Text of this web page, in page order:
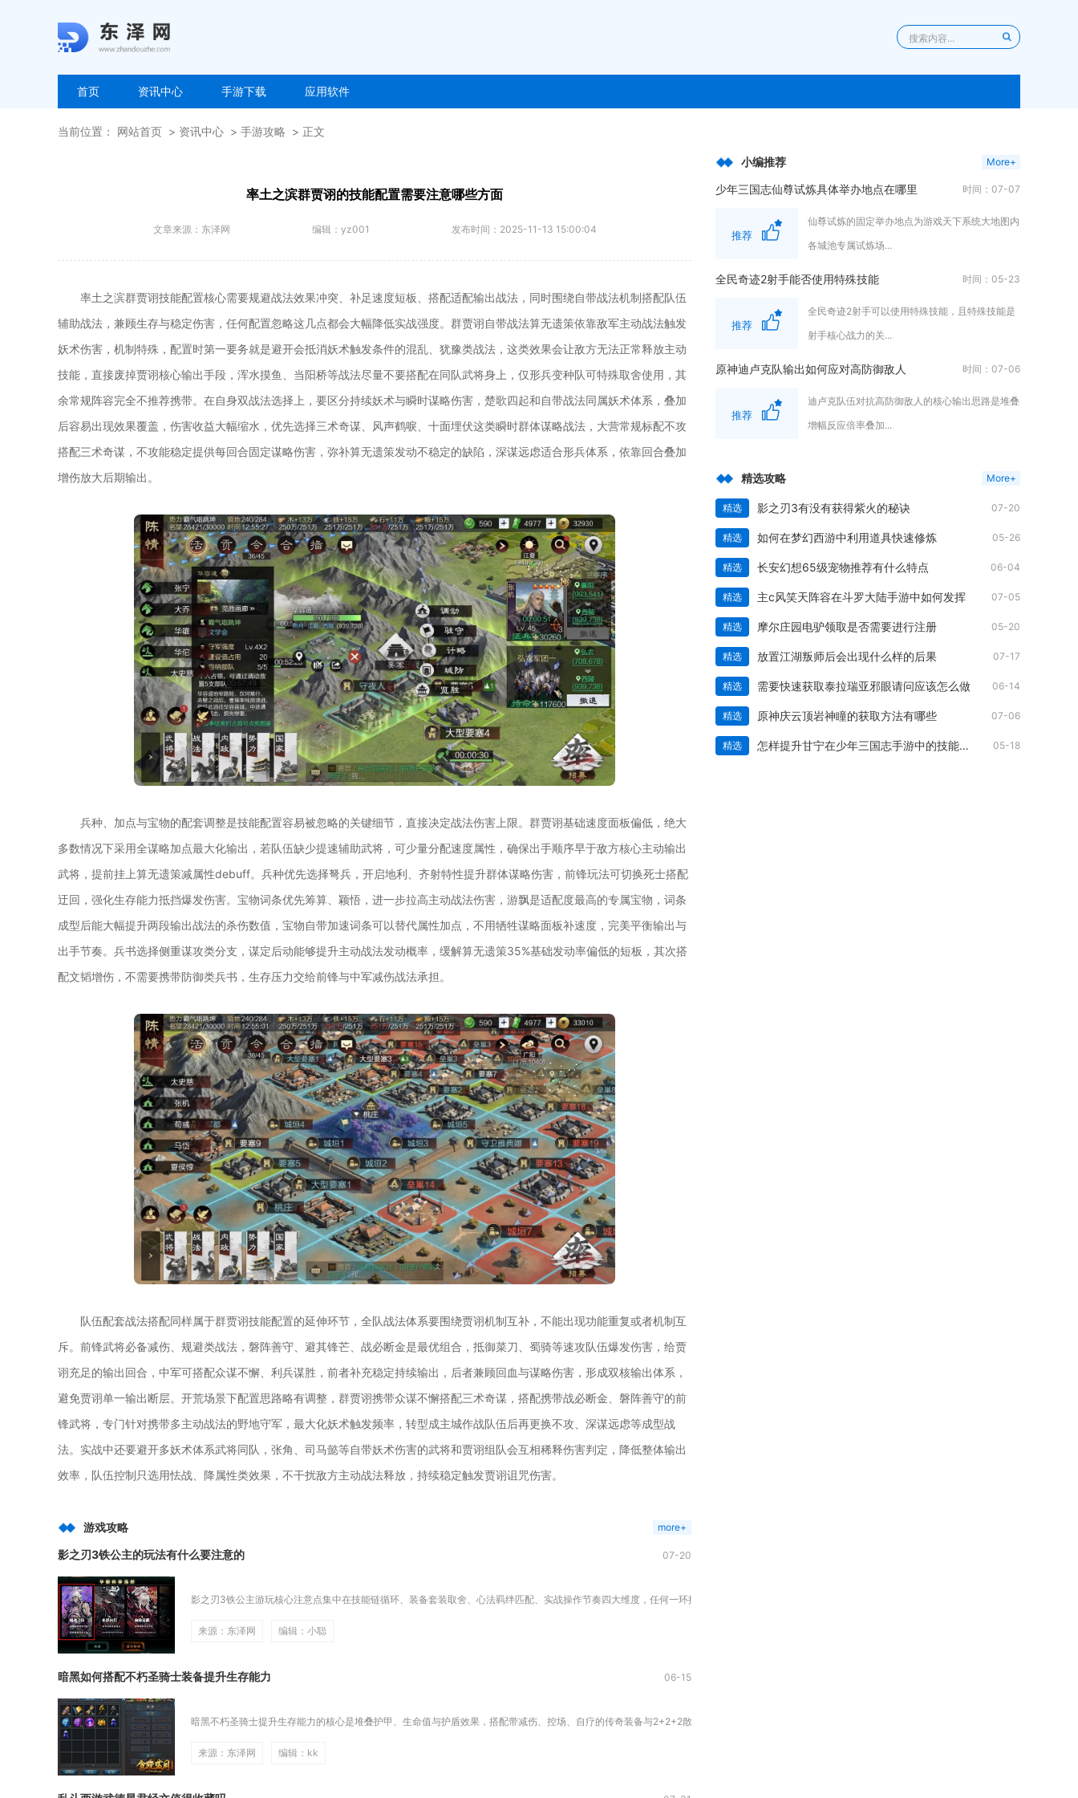
首页 资讯中心 手游下载 应用软件
当前位置： 网站首页 资讯中心 手游攻略 正文
率土之滨群贾诩的技能配置需要注意哪些方面
文章来源： 东泽网 编辑： yz001 发布时间： 2025-11-13 15:00:04
率土之滨群贾诩技能配置核心需要规避战法效果冲突、补足速度短板、搭配适配输出战法，同时围绕自带战法机制搭配队伍
辅助战法，兼顾生存与稳定伤害，任何配置忽略这几点都会大幅降低实战强度。群贾诩自带战法算无遗策依靠敌军主动战法触发
妖术伤害，机制特殊，配置时第一要务就是避开会抵消妖术触发条件的混乱、犹豫类战法，这类效果会让敌方无法正常释放主动
技能，直接废掉贾诩核心输出手段，浑水摸鱼、当阳桥等战法尽量不要搭配在同队武将身上，仅形兵变种队可特殊取舍使用，其
余常规阵容完全不推荐携带。在自身双战法选择上，要区分持续妖术与瞬时谋略伤害，楚歌四起和自带战法同属妖术体系，叠加
后容易出现效果覆盖，伤害收益大幅缩水，优先选择三术奇谋、风声鹤唳、十面埋伏这类瞬时群体谋略战法，大营常规标配不攻
搭配三术奇谋，不攻能稳定提供每回合固定谋略伤害，弥补算无遗策发动不稳定的缺陷，深谋远虑适合形兵体系，依靠回合叠加
增伤放大后期输出。
兵种、加点与宝物的配套调整是技能配置容易被忽略的关键细节，直接决定战法伤害上限。群贾诩基础速度面板偏低，绝大
多数情况下采用全谋略加点最大化输出，若队伍缺少提速辅助武将，可少量分配速度属性，确保出手顺序早于敌方核心主动输出
武将，提前挂上算无遗策减属性debuff。兵种优先选择弩兵，开启地利、齐射特性提升群体谋略伤害，前锋玩法可切换死士搭配
迂回，强化生存能力抵挡爆发伤害。宝物词条优先筹算、颖悟，进一步拉高主动战法伤害，游飘是适配度最高的专属宝物，词条
成型后能大幅提升两段输出战法的杀伤数值，宝物自带加速词条可以替代属性加点，不用牺牲谋略面板补速度，完美平衡输出与
出手节奏。兵书选择侧重谋攻类分支，谋定后动能够提升主动战法发动概率，缓解算无遗策35%基础发动率偏低的短板，其次搭
配文韬增伤，不需要携带防御类兵书，生存压力交给前锋与中军减伤战法承担。
队伍配套战法搭配同样属于群贾诩技能配置的延伸环节，全队战法体系要围绕贾诩机制互补，不能出现功能重复或者机制互
斥。前锋武将必备减伤、规避类战法，磐阵善守、避其锋芒、战必断金是最优组合，抵御菜刀、蜀骑等速攻队伍爆发伤害，给贾
诩充足的输出回合，中军可搭配众谋不懈、利兵谋胜，前者补充稳定持续输出，后者兼顾回血与谋略伤害，形成双核输出体系，
避免贾诩单一输出断层。开荒场景下配置思路略有调整，群贾诩携带众谋不懈搭配三术奇谋，搭配携带战必断金、磐阵善守的前
锋武将，专门针对携带多主动战法的野地守军，最大化妖术触发频率，转型成主城作战队伍后再更换不攻、深谋远虑等成型战
法。实战中还要避开多妖术体系武将同队，张角、司马懿等自带妖术伤害的武将和贾诩组队会互相稀释伤害判定，降低整体输出
效率，队伍控制只选用怯战、降属性类效果，不干扰敌方主动战法释放，持续稳定触发贾诩诅咒伤害。
游戏攻略 more+
影之刃3铁公主的玩法有什么要注意的 07-20
影之刃3铁公主游玩核心注意点集中在技能链循环、装备套装取舍、心法羁绊匹配、实战操作节奏四大维度，任何一环搭配失衡都会出现...
来源：东泽网 编辑：小聪
暗黑如何搭配不朽圣骑士装备提升生存能力 06-15
暗黑不朽圣骑士提升生存能力的核心是堆叠护甲、生命值与护盾效果，搭配带减伤、控场、自疗的传奇装备与2+2+2散件套装，可实...
来源：东泽网 编辑：kk
小编推荐 More+
少年三国志仙尊试炼具体举办地点在哪里 时间：07-07
推荐
仙尊试炼的固定举办地点为游戏天下系统大地图内
各城池专属试炼场...
全民奇迹2射手能否使用特殊技能 时间：05-23
推荐
全民奇迹2射手可以使用特殊技能，且特殊技能是
射手核心战力的关...
原神迪卢克队输出如何应对高防御敌人 时间：07-06
推荐
迪卢克队伍对抗高防御敌人的核心输出思路是堆叠
增幅反应倍率叠加...
精选攻略 More+
精选 影之刃3有没有获得紫火的秘诀 07-20
精选 如何在梦幻西游中利用道具快速修炼 05-26
精选 长安幻想65级宠物推荐有什么特点 06-04
精选 主c风笑天阵容在斗罗大陆手游中如何发挥 07-05
精选 摩尔庄园电驴领取是否需要进行注册 05-20
精选 放置江湖叛师后会出现什么样的后果 07-17
精选 需要快速获取泰拉瑞亚邪眼请问应该怎么做 06-14
精选 原神庆云顶岩神瞳的获取方法有哪些 07-06
精选 怎样提升甘宁在少年三国志手游中的技能等级 05-18